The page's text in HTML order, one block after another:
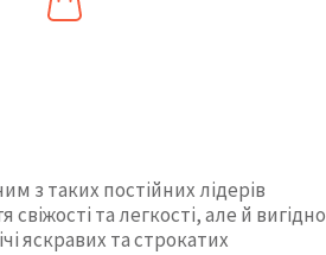
з таких постійних лідерів
та легкості, але й вигідно
яскравих та строкатих